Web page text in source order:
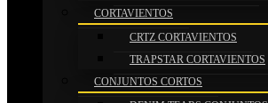
CORTAVIENTOS
CRTZ CORTAVIENTOS
TRAPSTAR CORTAVIENTOS
CONJUNTOS CORTOS